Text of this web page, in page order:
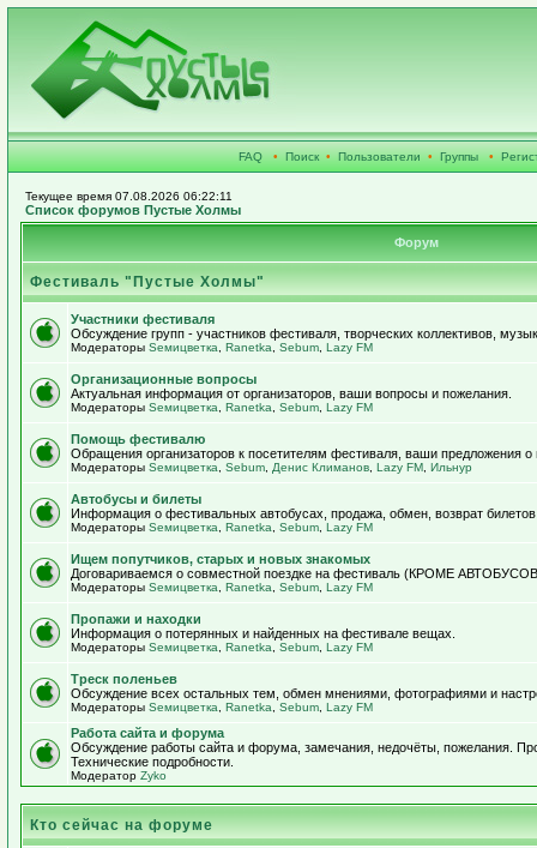
FAQ • Поиск • Пользователи • Группы •
Текущее время 07.08.2026 06:22:11
Список форумов Пустые Холмы
Форум
Фестиваль "Пустые Холмы"
Участники фестиваля
Обсуждение групп - участников фестиваля, творческих коллективов,
Модераторы Sемицветка Ranetka Sebum Lazy FM
Организационные вопросы
Актуальная информация от организаторов, ваши вопросы и пожелания.
Модераторы Sемицветка Ranetka Sebum Lazy FM
Помощь фестивалю
Обращения организаторов к посетителям фестиваля, ваши предложения
Модераторы Sемицветка Sebum Денис Климанов Lazy FM Ильнур
Автобусы и билеты
Информация о фестивальных автобусах, продажа, обмен, возврат
Модераторы Sемицветка Ranetka Sebum Lazy FM
Ищем попутчиков, старых и новых знакомых
Договариваемся о совместной поездке на фестиваль (КРОМЕ
Модераторы Sемицветка Ranetka Sebum Lazy FM
Пропажи и находки
Информация о потерянных и найденных на фестивале вещах.
Модераторы Sемицветка Ranetka Sebum Lazy FM
Треск поленьев
Обсуждение всех остальных тем, обмен мнениями, фотографиями и
Модераторы Sемицветка Ranetka Sebum Lazy FM
Работа сайта и форума
Обсуждение работы сайта и форума, замечания, недочёты, пожелания.
Технические подробности.
Модератор Zyko
Кто сейчас на форуме